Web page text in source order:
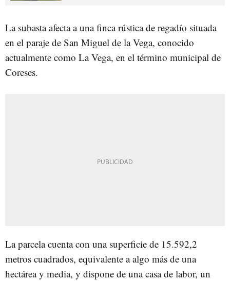
La subasta afecta a una finca rústica de regadío situada
en el paraje de San Miguel de la Vega, conocido
actualmente como La Vega, en el término municipal de
Coreses.
La parcela cuenta con una superficie de 15.592,2
metros cuadrados, equivalente a algo más de una
hectárea y media, y dispone de una casa de labor, un